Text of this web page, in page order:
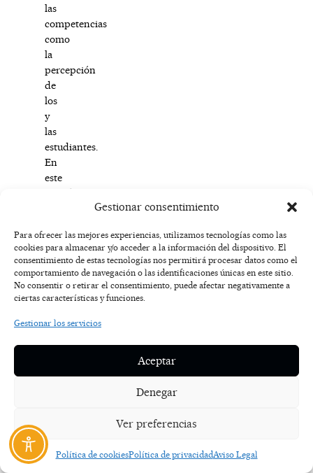
Gestionar consentimiento
Para ofrecer las mejores experiencias, utilizamos tecnologías como las
cookies para almacenar y/o acceder a la información del dispositivo. El
consentimiento de estas tecnologías nos permitirá procesar datos como el
comportamiento de navegación o las identificaciones únicas en este sitio.
No consentir o retirar el consentimiento, puede afectar negativamente a
ciertas características y funciones.
Gestionar los servicios
Aceptar
Denegar
Ver preferencias
Política de cookiesPolítica de privacidadAviso Legal
las
competencias
como
la
percepción
de
los
y
las
estudiantes.
En
este
sentido,
añadido
que
esta
Olimpiada
busca
a
los
las
de
nuevos